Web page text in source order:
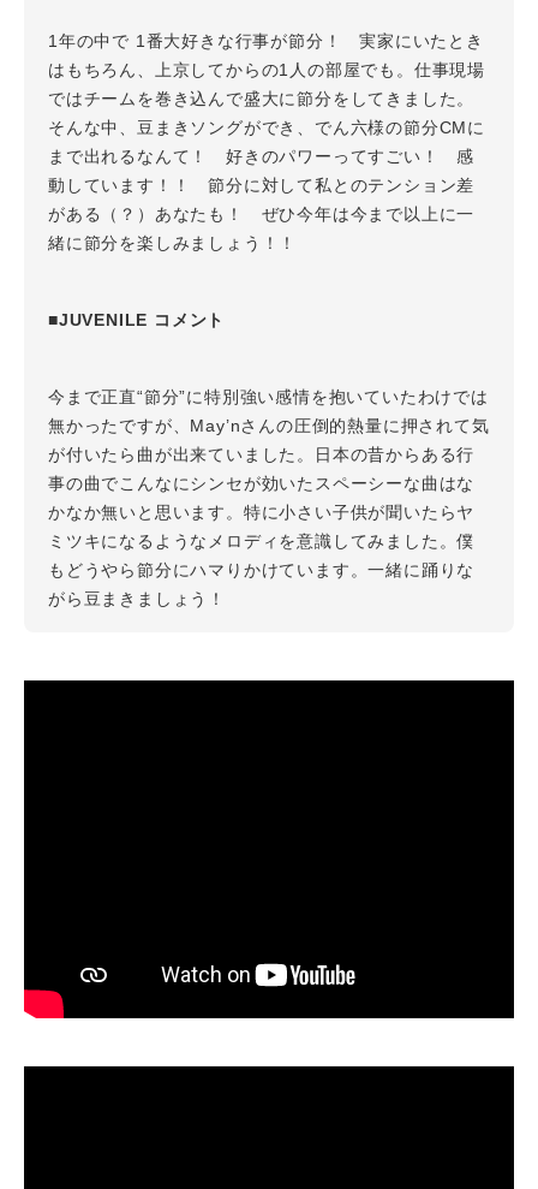
1年の中で 1番大好きな行事が節分！ 実家にいたとき
はもちろん、上京してからの1人の部屋でも。仕事現場
ではチームを巻き込んで盛大に節分をしてきました。
そんな中、豆まきソングができ、でん六様の節分CMに
まで出れるなんて！ 好きのパワーってすごい！ 感
動しています！！ 節分に対して私とのテンション差
がある（？）あなたも！ ぜひ今年は今まで以上に一
緒に節分を楽しみましょう！！
■JUVENILE コメント
今まで正直“節分”に特別強い感情を抱いていたわけでは
無かったですが、May’nさんの圧倒的熱量に押されて気
が付いたら曲が出来ていました。日本の昔からある行
事の曲でこんなにシンセが効いたスペーシーな曲はな
かなか無いと思います。特に小さい子供が聞いたらヤ
ミツキになるようなメロディを意識してみました。僕
もどうやら節分にハマりかけています。一緒に踊りな
がら豆まきましょう！